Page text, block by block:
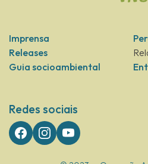
Imprensa
Releases
Guia socioambiental
Redes sociais